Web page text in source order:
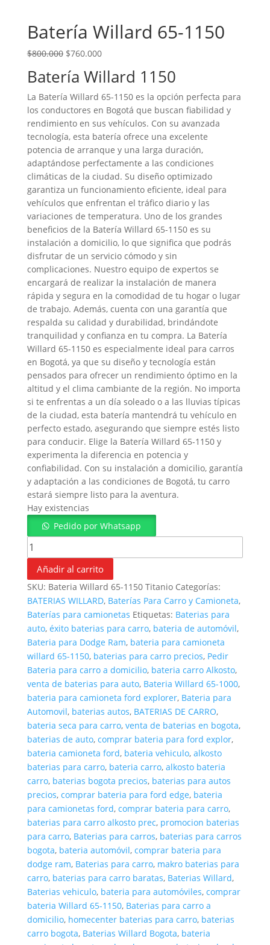
Batería Willard 65-1150
$800.000 El precio original era: $800.000.
$760.000El precio actual es: $760.000.
Batería Willard 1150
La Batería Willard 65-1150 es la opción perfecta para
los conductores en Bogotá que buscan fiabilidad y
rendimiento en sus vehículos. Con su avanzada
tecnología, esta batería ofrece una excelente
potencia de arranque y una larga duración,
adaptándose perfectamente a las condiciones
climáticas de la ciudad. Su diseño optimizado
garantiza un funcionamiento eficiente, ideal para
vehículos que enfrentan el tráfico diario y las
variaciones de temperatura. Uno de los grandes
beneficios de la Batería Willard 65-1150 es su
instalación a domicilio, lo que significa que podrás
disfrutar de un servicio cómodo y sin
complicaciones. Nuestro equipo de expertos se
encargará de realizar la instalación de manera
rápida y segura en la comodidad de tu hogar o lugar
de trabajo. Además, cuenta con una garantía que
respalda su calidad y durabilidad, brindándote
tranquilidad y confianza en tu compra. La Batería
Willard 65-1150 es especialmente ideal para carros
en Bogotá, ya que su diseño y tecnología están
pensados para ofrecer un rendimiento óptimo en la
altitud y el clima cambiante de la región. No importa
si te enfrentas a un día soleado o a las lluvias típicas
de la ciudad, esta batería mantendrá tu vehículo en
perfecto estado, asegurando que siempre estés listo
para conducir. Elige la Batería Willard 65-1150 y
experimenta la diferencia en potencia y
confiabilidad. Con su instalación a domicilio, garantía
y adaptación a las condiciones de Bogotá, tu carro
estará siempre listo para la aventura.
Hay existencias
Pedido por Whatsapp
Batería Willard 65-1150 cantidad
Añadir al carrito
SKU: Bateria Willard 65-1150 Titanio Categorías:
BATERIAS WILLARD, Baterías Para Carro y Camioneta,
Baterías para camionetas Etiquetas: Baterias para
auto, éxito baterias para carro, bateria de automóvil,
Bateria para Dodge Ram, bateria para camioneta
willard 65-1150, baterias para carro precios, Pedir
Bateria para carro a domicilio, bateria carro Alkosto,
venta de baterias para auto, Bateria Willard 65-1000,
bateria para camioneta ford explorer, Bateria para
Automovil, baterias autos, BATERIAS DE CARRO,
bateria seca para carro, venta de baterias en bogota,
baterias de auto, comprar bateria para ford explor,
bateria camioneta ford, bateria vehiculo, alkosto
baterias para carro, bateria carro, alkosto bateria
carro, baterias bogota precios, baterias para autos
precios, comprar bateria para ford edge, bateria
para camionetas ford, comprar bateria para carro,
baterias para carro alkosto prec, promocion baterias
para carro, Baterias para carros, baterias para carros
bogota, bateria automóvil, comprar bateria para
dodge ram, Baterias para carro, makro baterias para
carro, baterias para carro baratas, Baterias Willard,
Baterias vehiculo, bateria para automóviles, comprar
bateria Willard 65-1150, Baterias para carro a
domicilio, homecenter baterias para carro, baterias
carro bogota, Baterias Willard Bogota, bateria